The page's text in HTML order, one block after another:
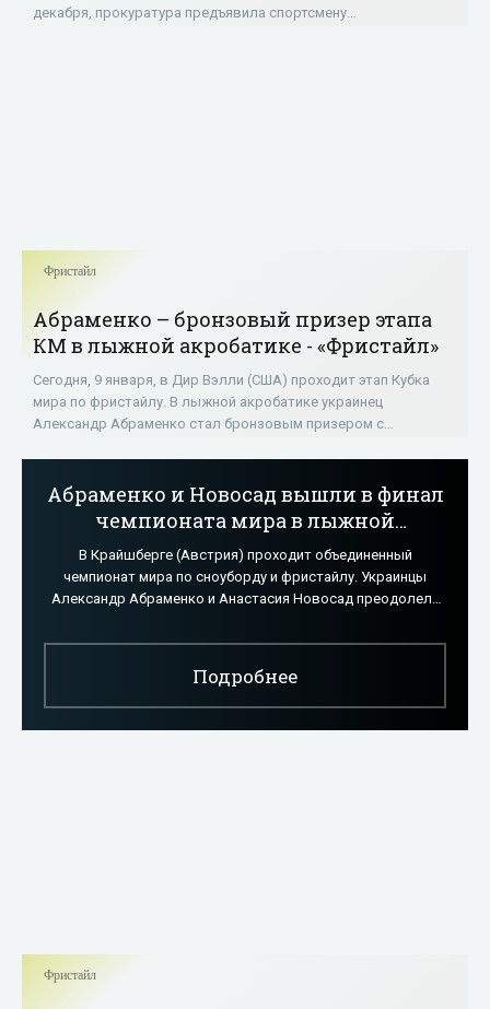
декабря, прокуратура предъявила спортсмену
Фристайл
Абраменко – бронзовый призер этапа
КМ в лыжной акробатике - «Фристайл»
Сегодня, 9 января, в Дир Вэлли (США) проходит этап Кубка
мира по фристайлу. В лыжной акробатике украинец
Александр Абраменко стал бронзовым призером с
Абраменко и Новосад вышли в финал
чемпионата мира в лыжной
акробатике - «Фристайл»
В Крайшберге (Австрия) проходит объединенный
чемпионат мира по сноуборду и фристайлу. Украинцы
Александр Абраменко и Анастасия Новосад преодолели
Подробнее
Фристайл